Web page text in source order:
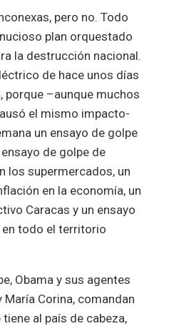
pero no. Todo
plan orquestado
la destrucción nacional.
de hace unos días
porque –aunque muchos
el mismo impacto-
un ensayo de golpe
de golpe de
los supermercados, un
en la economía, un
Caracas y un ensayo
todo el territorio
Obama y sus agentes
María Corina, comandan
al país de cabeza,